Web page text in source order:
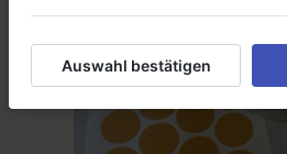
Auswahl bestätigen